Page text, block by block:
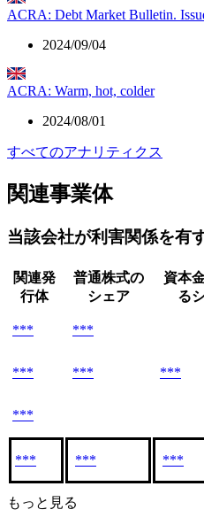
ACRA: Debt Market Bulletin.
2024/09/04
ACRA: Warm, hot, colder
2024/08/01
すべてのアナリティクス
関連事業体
当該会社が利害関係を有
関連発
行体
普通株式の
シェア
資本
る
*** ***
*** *** ***
***
*** *** ***
もっと見る